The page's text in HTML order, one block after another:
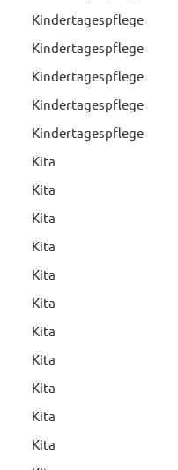
Kindertagespflege
Kindertagespflege
Kindertagespflege
Kindertagespflege
Kindertagespflege
Kita
Kita
Kita
Kita
Kita
Kita
Kita
Kita
Kita
Kita
Kita